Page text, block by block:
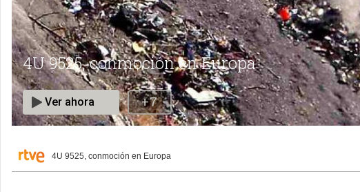
4U 9525, conmoción en Europa